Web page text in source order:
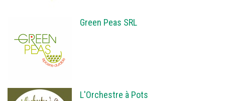
Green Peas SRL
L'Orchestre à Pots